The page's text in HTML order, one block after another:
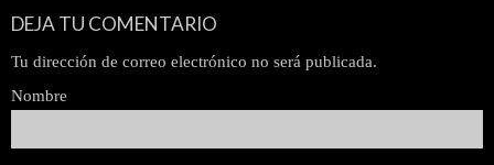
DEJA TU COMENTARIO
Tu dirección de correo electrónico no será publicada.
Nombre